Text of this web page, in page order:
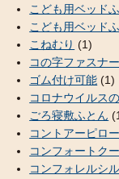
こども用ベッド
こども用ベッド
こねむり (1)
コの字ファスナー
ゴム付け可能 (1)
コロナウイルス
ごろ寝敷ふとん
コントアーピロ
コンフォートク
コンフォレルシ